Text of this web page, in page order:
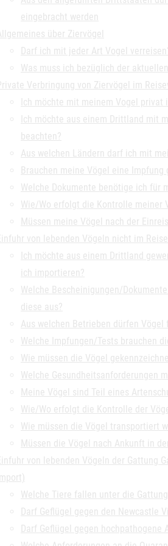
eingebracht werden
über Ziervögel
Darf ich mit jeder Art Vogel
Was muss ich bezüglich der
Verbringung von Ziervögel im
Ich möchte mit meinem Vogel privat
Ich möchte aus einem Drittland mit
beachten?
Aus welchen Ländern darf ich mit
Brauchen meine Vögel eine
Welche Dokumente benötige ich für
Wie/Wo erfolgt die Kontrolle meiner
Müssen meine Vögel nach der
von lebenden Vögeln nicht im
Ich möchte aus einem Drittland
ich importieren?
Welche Bescheinigungen/
diese aus?
Aus welchen Betrieben dürfen
Welche Impfungen/Tests brauchen
Wie müssen die Vögel
Welche Gesundheitsanforderungen
Meine Vögel sind Teil eines
Wie/Wo erfolgt die Kontrolle der
Wie müssen die Vögel transportiert
Müssen die Vögel nach Ankunft in
von lebenden Vögeln der Gattung
Import)
Welche Tiere fallen unter die
Darf Geflügel gegen den Newcastle
Darf Geflügel gegen hochpathogene